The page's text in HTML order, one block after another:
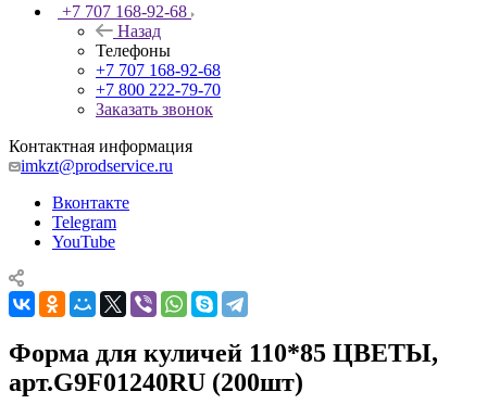
+7 707 168-92-68
Назад
Телефоны
+7 707 168-92-68
+7 800 222-79-70
Заказать звонок
Контактная информация
imkzt@prodservice.ru
Вконтакте
Telegram
YouTube
Форма для куличей 110*85 ЦВЕТЫ,
арт.G9F01240RU (200шт)